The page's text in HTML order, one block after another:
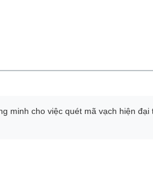
minh cho việc quét mã vạch hiện đại